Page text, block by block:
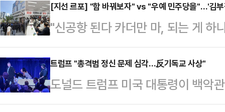
아에서 포도 농장과 금융회사를 운
영양의 일종인 노란등듀이커를 사
만 달러(약 5900만원)를 지불하고
가봉으로 여행을 갔다. 가봉은 영
인 숲 코끼리 약 9만5000마리가
페-오카다 열대우림…
[지선 르포] "함 바꿔보자" vs "우예 민주당을"…'김
"신공항 된다 카더만 마, 되는 게
국힘(국민의힘)도 해줄 필요가 없
송현동에서 60년 넘게 거주하고 있
해묵은 원망이 서려 있었다. 서문시
들도 '민주당 함 찍어줘야 (국민의
트럼프 "총격범 정신 문제 심각…反기독교 사상"
도널드 트럼프 미국 대통령이 백악
의자에 대해 “정신적으로 문제 많